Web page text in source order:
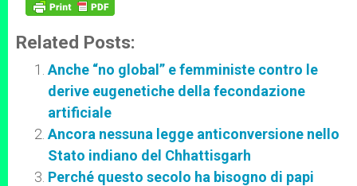
Related Posts:
Anche “no global” e femministe contro le
derive eugenetiche della fecondazione
artificiale
Ancora nessuna legge anticonversione nello
Stato indiano del Chhattisgarh
Perché questo secolo ha bisogno di papi